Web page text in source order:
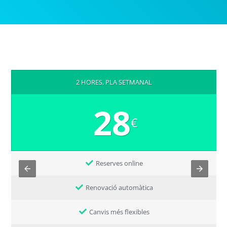
2 HORES, PLA SETMANAL
28€
Reserves online
Renovació automàtica
Canvis més flexibles